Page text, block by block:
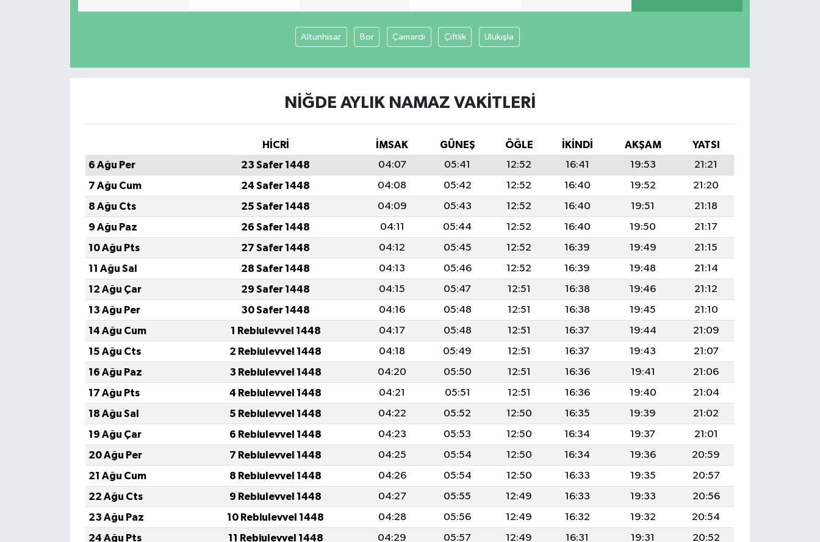
Altunhisar Bor Çamardı Çiftlik Ulukışla
NIĞDE AYLIK NAMAZ VAKITLERI
HİCRİ İMSAK GÜNEŞ ÖĞLE İKINDI AKŞAM
YATSI
6 Ağu Per
23 Safer 1448 04:07 05:41 12:52 16:41 19:53
21:21
7 Ağu Cum
24 Safer 1448 04:08 05:42 12:52 16:40 19:52
21:20
8 Ağu Cts
25 Safer 1448 04:09 05:43 12:52 16:40 19:51
21:18
9 Ağu Paz
26 Safer 1448 04:11 05:44 12:52 16:40 19:50
21:17
10 Ağu Pts
27 Safer 1448 04:12 05:45 12:52 16:39 19:49
21:15
11 Ağu Sal
28 Safer 1448 04:13 05:46 12:52 16:39 19:48
21:14
12 Ağu Çar
29 Safer 1448 04:15 05:47 12:51 16:38 19:46
21:12
13 Ağu Per
30 Safer 1448 04:16 05:48 12:51 16:38 19:45
21:10
14 Ağu Cum
1 Rebiulevvel 1448 04:17 05:48 12:51 16:37 19:44
21:09
15 Ağu Cts
2 Rebiulevvel 1448 04:18 05:49 12:51 16:37 19:43
21:07
16 Ağu Paz
3 Rebiulevvel 1448 04:20 05:50 12:51 16:36 19:41
21:06
17 Ağu Pts
4 Rebiulevvel 1448 04:21 05:51 12:51 16:36 19:40
21:04
18 Ağu Sal
5 Rebiulevvel 1448 04:22 05:52 12:50 16:35 19:39
21:02
19 Ağu Çar
6 Rebiulevvel 1448 04:23 05:53 12:50 16:34 19:37
21:01
20 Ağu Per
7 Rebiulevvel 1448 04:25 05:54 12:50 16:34 19:36
20:59
21 Ağu Cum
8 Rebiulevvel 1448 04:26 05:54 12:50 16:33 19:35
20:57
22 Ağu Cts
9 Rebiulevvel 1448 04:27 05:55 12:49 16:33 19:33
20:56
23 Ağu Paz
10 Rebiulevvel 1448 04:28 05:56 12:49 16:32 19:32
20:54
24 Ağu Pts
11 Rebiulevvel 1448 04:29 05:57 12:49 16:31 19:31 20:52